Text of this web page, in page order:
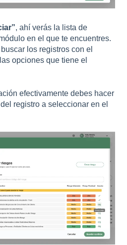
, ahí verás la lista de
en el que te encuentres.
los registros con el
opciones que tiene el
efectivamente debes hacer
registro a seleccionar en el